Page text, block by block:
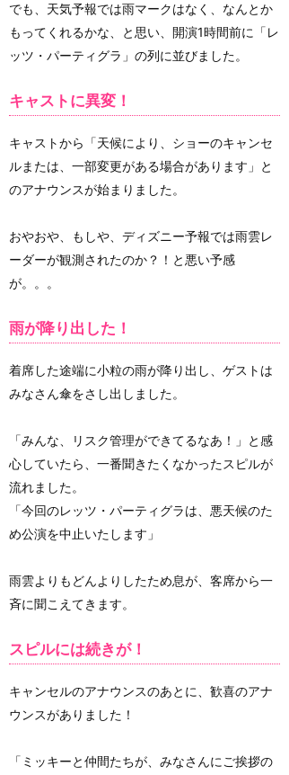
でも、天気予報では雨マークはなく、なんとか
もってくれるかな、と思い、開演1時間前に「レ
ッツ・パーティグラ」の列に並びました。
キャストに異変！
キャストから「天候により、ショーのキャンセ
ルまたは、一部変更がある場合があります」と
のアナウンスが始まりました。
おやおや、もしや、ディズニー予報では雨雲レ
ーダーが観測されたのか？！と悪い予感
が。。。
雨が降り出した！
着席した途端に小粒の雨が降り出し、ゲストは
みなさん傘をさし出しました。
「みんな、リスク管理ができてるなあ！」と感
心していたら、一番聞きたくなかったスピルが
流れました。
「今回のレッツ・パーティグラは、悪天候のた
め公演を中止いたします」
雨雲よりもどんよりしたため息が、客席から一
斉に聞こえてきます。
スピルには続きが！
キャンセルのアナウンスのあとに、歓喜のアナ
ウンスがありました！
「ミッキーと仲間たちが、みなさんにご挨拶の